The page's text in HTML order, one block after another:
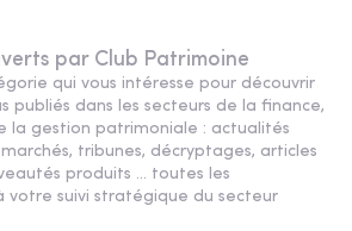
par Club Patrimoine
qui vous intéresse pour découvrir
publiés dans les secteurs de la finance,
la gestion patrimoniale : actualités
tribunes, décryptages, articles
produits ... toutes les
votre suivi stratégique du secteur